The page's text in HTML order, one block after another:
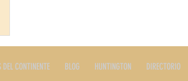
CONTINENTE BLOG HUNTINGTON DIRECTORIO